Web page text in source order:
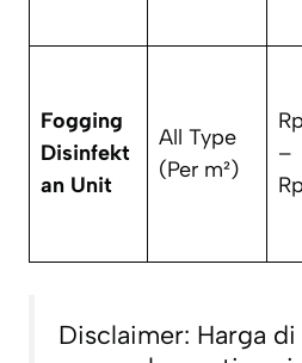
Fogging
Disinfekt
an Unit
All Type
(Per m²)
–
Disclaimer: Harga di